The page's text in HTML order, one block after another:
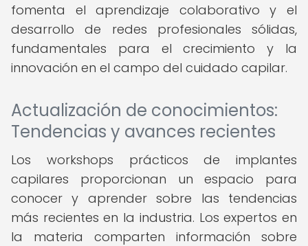
fomenta el aprendizaje colaborativo y el
desarrollo de redes profesionales sólidas,
fundamentales para el crecimiento y la
innovación en el campo del cuidado capilar.
Actualización de conocimientos:
Tendencias y avances recientes
Los workshops prácticos de implantes
capilares proporcionan un espacio para
conocer y aprender sobre las tendencias
más recientes en la industria. Los expertos en
la materia comparten información sobre